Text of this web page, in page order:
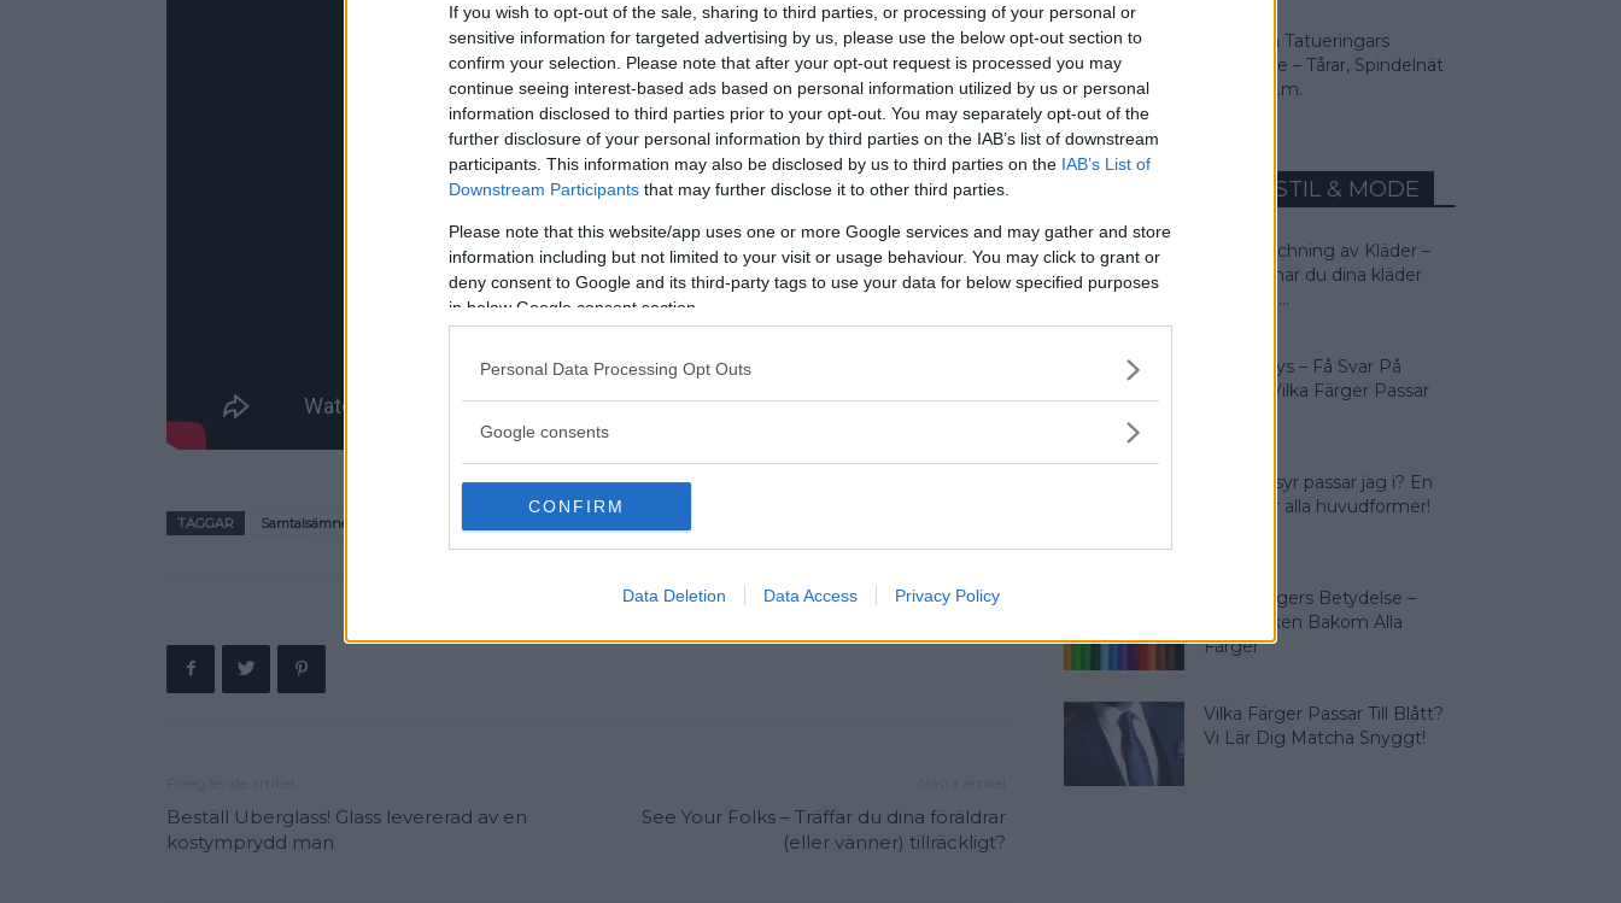
If you wish to opt-out of the sale, sharing to third parties, or processing of your personal or
sensitive information for targeted advertising by us, please use the below opt-out section to
confirm your selection. Please note that after your opt-out request is processed you may
continue seeing interest-based ads based on personal information utilized by us or personal
information disclosed to third parties prior to your opt-out. You may separately opt-out of the
further disclosure of your personal information by third parties on the IAB’s list of downstream
participants. This information may also be disclosed by us to third parties on the IAB’s List of
Downstream Participants that may further disclose it to other third parties.
Please note that this website/app uses one or more Google services and may gather and store
information including but not limited to your visit or usage behaviour. You may click to grant or
deny consent to Google and its third-party tags to use your data for below specified purposes
in below Google consent section.
Personal Data Processing Opt Outs
Google consents
CONFIRM
Data Deletion Data Access Privacy Policy
TAGGAR Samtalsämnen
Beställ Uberglass! Glass levererad av en
kostymprydd man
See Your Folks – Träffar du dina föräldrar
(eller vänner) tillräckligt?
9 Vanliga Tatueringars
Betydelse – Tårar, Spindelnät
Svalor m.m.
MEST LÄST INOM STIL & MODE
Färgmatchning av Kläder –
Så matchar du dina kläder
rätt! Man...
Färganalys – Få Svar På
Frågan: Vilka Färger Passar
Vilken frisyr passar jag i? En
guide för alla huvudformer!
Olika Färgers Betydelse –
Symboliken Bakom Alla
Färger
Vilka Färger Passar Till Blått?
Vi Lär Dig Matcha Snyggt!